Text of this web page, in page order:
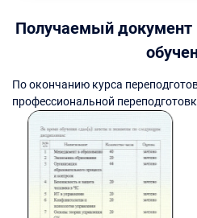
Получаемый документ
По окончанию курса
профессиональной